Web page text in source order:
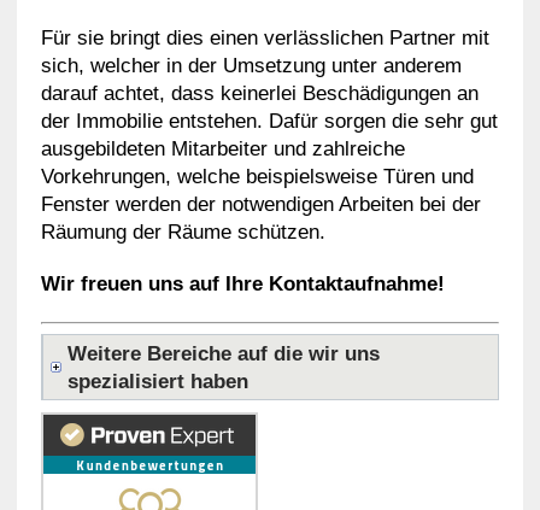
Für sie bringt dies einen verlässlichen Partner mit
sich, welcher in der Umsetzung unter anderem
darauf achtet, dass keinerlei Beschädigungen an
der Immobilie entstehen. Dafür sorgen die sehr gut
ausgebildeten Mitarbeiter und zahlreiche
Vorkehrungen, welche beispielsweise Türen und
Fenster werden der notwendigen Arbeiten bei der
Räumung der Räume schützen.
Wir freuen uns auf Ihre Kontaktaufnahme!
Weitere Bereiche auf die wir uns
spezialisiert haben